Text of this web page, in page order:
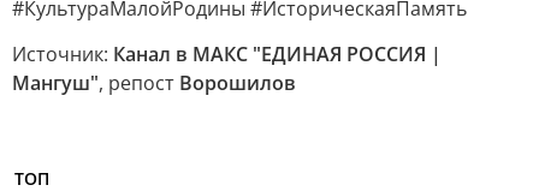
#КультураМалойРодины #ИсторическаяПамять
Источник: Канал в МАКС "ЕДИНАЯ РОССИЯ |
Мангуш", репост Ворошилов
ТОП